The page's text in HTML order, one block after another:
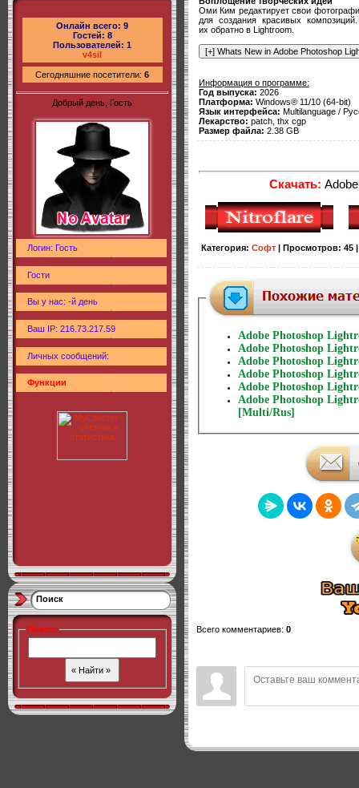
Онлайн всего: 9
Гостей: 8
Пользователей: 1
v4sil
Сегодняшние посетители: 6
Добрый день, Гость
Логин: Гость
Гости
Вы у нас: -й день
Ваш IP: 216.73.217.59
Личных сообщений:
Функции
Поиск
Поиск:
Оми Ким редактирует свои
для создания красивых
их обратно в Lightroom.
Информация о программе:
Год выпуска: 2026
Платформа: Windows® 11/10 (64-bit)
Язык интерфейса: Multilanguage /
Лекарство: patch, thx cgp
Размер файла: 2.38 GB
Скачать:
Категория: Софт| Просмотров: 45
Adobe Photoshop
Adobe Photoshop
Adobe Photoshop
Adobe Photoshop
Adobe Photoshop
Adobe Photoshop
[Multi/Rus]
Всего комментариев: 0